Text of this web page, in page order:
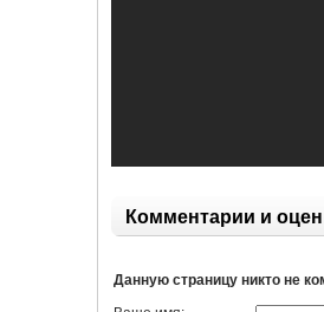
Комментарии и
Данную страницу никто не